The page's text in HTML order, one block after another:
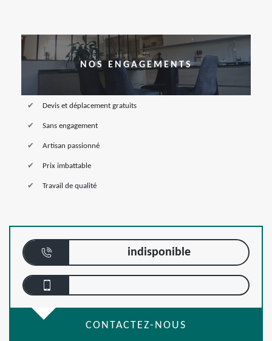
NOS ENGAGEMENTS
Devis et déplacement gratuits
Sans engagement
Artisan passionné
Prix imbattable
Travail de qualité
indisponible
CONTACTEZ-NOUS